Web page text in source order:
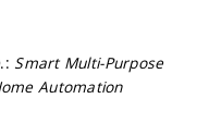
Smart Multi-Purpose
Automation